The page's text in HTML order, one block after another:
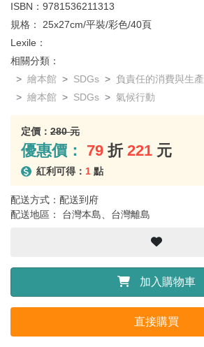
ISBN： 9781536211313
規格： 25x27cm/平裝/彩色/40頁
Lexile：
相關分類：
繪本館
SDGs
負責任的消費與生產
繪本館
SDGs 氣候行動
定價： 280 元
優惠價： 79 折 221 元
紅利可得： 1 點
配送方式：配送到府
配送地區： 台灣本島、台灣離島
加入購物車
直接購買